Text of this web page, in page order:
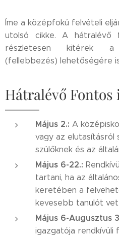
Íme a középfokú felvételi
utolsó cikke. A hátralévő
részletesen kitérek a
(fellebbezés) lehetőségére
Hátralévő Fontos
Május 2.: A
vagy az
szülőknek és az
Május 6-22.:
tartani, ha az
keretében a
kevesebb tanulót
Május 6-Augusztus
igazgatója rendkívüli